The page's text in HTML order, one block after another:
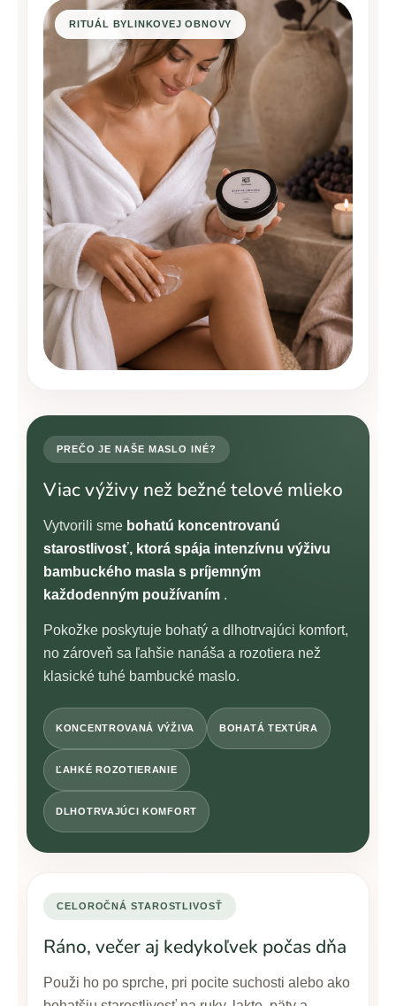
RITUÁL BYLINKOVEJ OBNOVY
PREČO JE NAŠE MASLO INÉ?
Viac výživy než bežné telové mlieko
Vytvorili sme bohatú koncentrovanú
starostlivosť, ktorá spája intenzívnu výživu
bambuckého masla s príjemným
každodenným používaním .
Pokožke poskytuje bohatý a dlhotrvajúci komfort,
no zároveň sa ľahšie nanáša a rozotiera než
klasické tuhé bambucké maslo.
KONCENTROVANÁ VÝŽIVA BOHATÁ TEXTÚRA
ĽAHKÉ ROZOTIERANIE
DLHOTRVAJÚCI KOMFORT
CELOROČNÁ STAROSTLIVOSŤ
Ráno, večer aj kedykoľvek počas dňa
Použi ho po sprche, pri pocite suchosti alebo ako